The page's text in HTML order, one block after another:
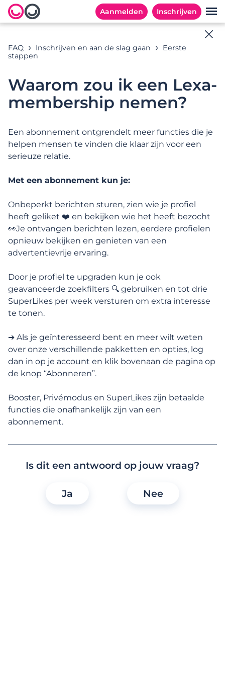
Aanmelden Inschrijven
Online hulp
Zoekvoorbeelden:
CATEGORIEËN
Categorieën
Inschrijven en aan de slag gaan
Eerste stappen
Hoe kan Lexa me helpen om iemand te
ontmoeten?
Waarom zou ik een Lexa-membership
Waar kan ik succesverhalen van Lexa lezen?
Waar vind ik Lexa?
Welke Lexa-functies kan ik gebruiken
zonder membership?
Mijn account activeren
FAQ Inschrijven en aan de slag gaan
Eerste
stappen
Waarom zou ik een Lexa-
membership nemen?
Een abonnement ontgrendelt meer functies die je
helpen mensen te vinden die klaar zijn voor een
serieuze relatie.
Met een abonnement kun je:
Onbeperkt berichten sturen, zien wie je profiel
heeft geliket ❤️ en bekijken wie het heeft bezocht
👀Je ontvangen berichten lezen, eerdere profielen
opnieuw bekijken en genieten van een
advertentievrije ervaring.
Door je profiel te upgraden kun je ook
geavanceerde zoekfilters 🔍 gebruiken en tot drie
SuperLikes per week versturen om extra interesse
te tonen.
➔ Als je geïnteresseerd bent en meer wilt weten
over onze verschillende pakketten en opties, log
dan in op je account en klik bovenaan de pagina op
de knop “Abonneren”.
Booster, Privémodus en SuperLikes zijn betaalde
functies die onafhankelijk zijn van een
abonnement.
Is dit een antwoord op jouw vraag?
Ja Nee